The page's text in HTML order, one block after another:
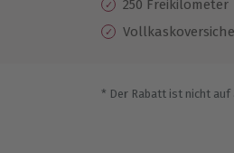
250 Freikilometer
* Der Rabatt ist nicht auf